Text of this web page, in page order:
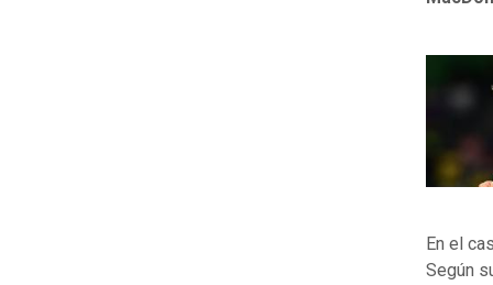
En el
Según